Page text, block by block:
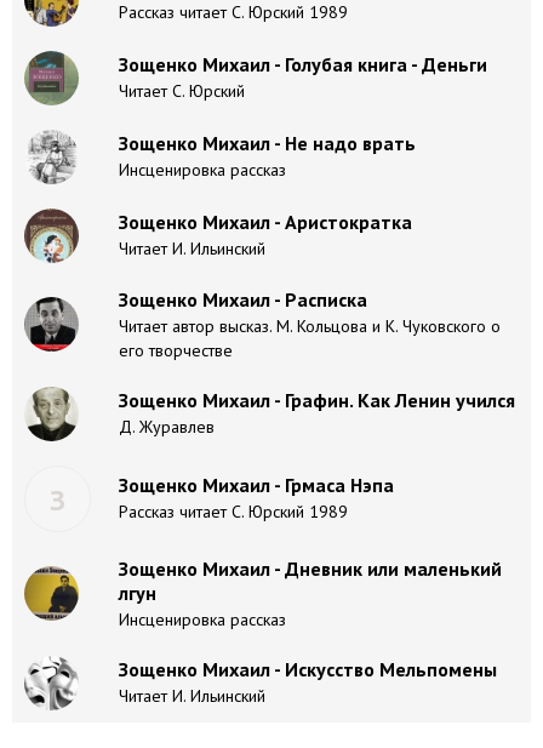
Рассказ читает С. Юрский 1989
Зощенко Михаил - Голубая книга - Деньги
Читает С. Юрский
Зощенко Михаил - Не надо врать
Инсценировка рассказ
Зощенко Михаил - Аристократка
Читает И. Ильинский
Зощенко Михаил - Расписка
Читает автор высказ. М. Кольцова и К. Чуковского о
его творчестве
Зощенко Михаил - Графин. Как Ленин учился
Д. Журавлев
З Зощенко Михаил - Грмаса Нэпа
Рассказ читает С. Юрский 1989
Зощенко Михаил - Дневник или маленький
лгун
Инсценировка рассказ
Зощенко Михаил - Искусство Мельпомены
Читает И. Ильинский